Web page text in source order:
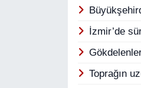
İzmir’de
Toprağın